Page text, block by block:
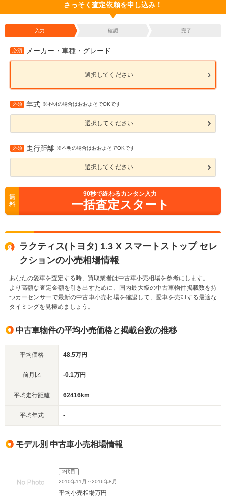
さっそく査定依頼を申し込み！
入力 確認 完了
必須 メーカー・車種・グレード
選択してください
必須 年式 ※不明の場合はおおよそでOKです
選択してください
必須 走行距離 ※不明の場合はおおよそでOKです
選択してください
無
料
90秒で終わるカンタン入力
一括査定スタート
ラクティス(トヨタ) 1.3 X スマートストップ セレ
クションの小売相場情報
あなたの愛車を査定する時、買取業者は中古車小売相場を参考にします。
より高額な査定金額を引き出すために、国内最大級の中古車物件掲載数を持
つカーセンサーで最新の中古車小売相場を確認して、愛車を売却する最適な
タイミングを見極めましょう。
中古車物件の平均小売価格と掲載台数の推移
平均価格 48.5万円
前月比 -0.1万円
平均走行距離 62416km
平均年式 -
モデル別 中古車小売相場情報
2代目
2010年11月～2016年8月
平均小売相場万円